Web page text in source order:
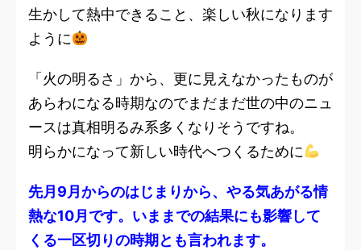
生かして熱中できること、楽しい秋になります
ように
「火の明るさ」から、更に見えなかったものが
あらわになる時期なのでまだまだ世の中のニュ
ースは真相明るみ系多くなりそうですね。
明らかになって新しい時代へつくるために
先月9月からのはじまりから、やる気あがる情
熱な10月です。いままでの結果にも影響して
くる一区切りの時期とも言われます。